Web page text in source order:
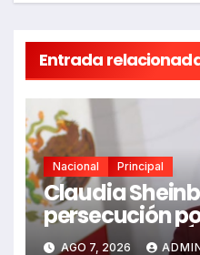
Entrada
Nacional Principal
Claudia
persecución
detención de
AGO 7, 2026